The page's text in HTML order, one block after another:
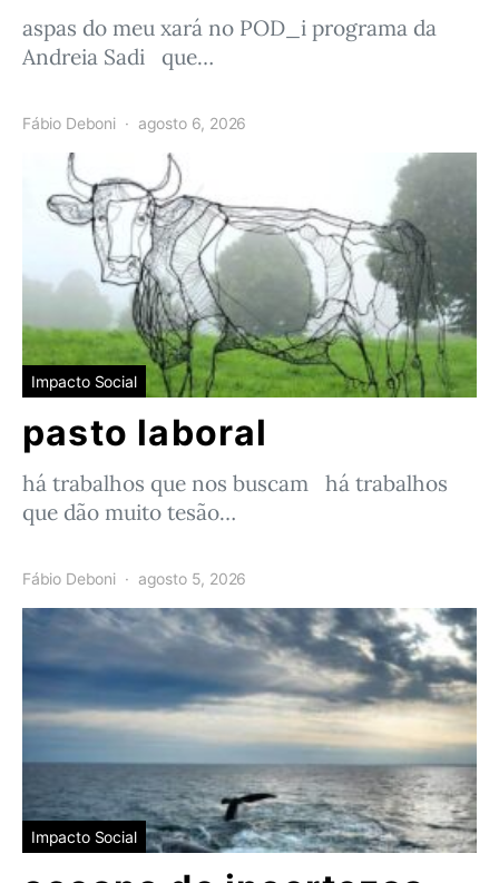
aspas do meu xará no POD_i programa da
Andreia Sadi que…
Fábio Deboni agosto 6, 2026
Impacto Social
pasto laboral
há trabalhos que nos buscam há trabalhos
que dão muito tesão…
Fábio Deboni agosto 5, 2026
Impacto Social